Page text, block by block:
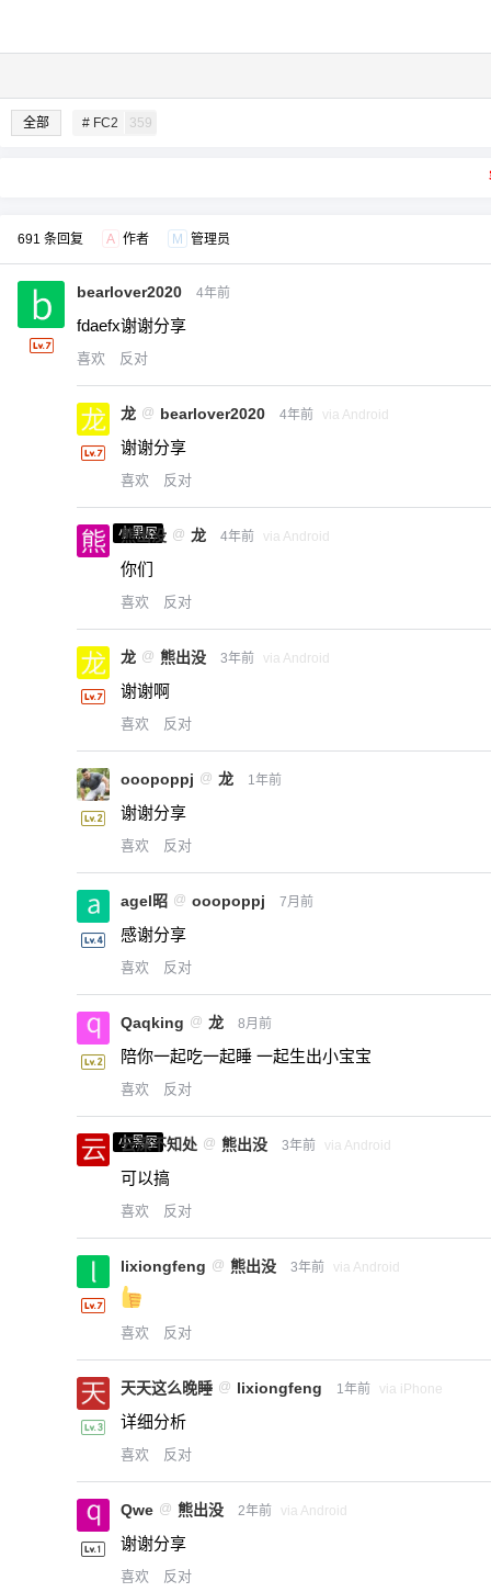
全部 # FC2 359
691 条回复 A 作者 M 管理员
bearlover2020 4年前
fdaefx谢谢分享
喜欢 反对
龙 @ bearlover2020 4年前 via Android
谢谢分享
喜欢 反对
小黑屋
熊出没 @ 龙 4年前 via Android
你们
喜欢 反对
龙 @ 熊出没 3年前 via Android
谢谢啊
喜欢 反对
ooopoppj @ 龙 1年前
谢谢分享
喜欢 反对
agel昭 @ ooopoppj 7月前
感谢分享
喜欢 反对
Qaqking @ 龙 8月前
陪你一起吃一起睡 一起生出小宝宝
喜欢 反对
小黑屋
云深不知处 @ 熊出没 3年前 via Android
可以搞
喜欢 反对
lixiongfeng @ 熊出没 3年前 via Android
喜欢 反对
天天这么晚睡 @ lixiongfeng 1年前 via iPhone
详细分析
喜欢 反对
Qwe @ 熊出没 2年前 via Android
谢谢分享
喜欢 反对